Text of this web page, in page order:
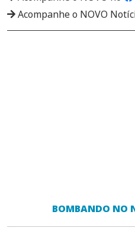
Acompanhe o NOVO
BOMBANDO NO